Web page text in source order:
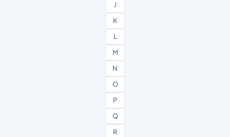
J
K
L
M
N
O
P
Q
R